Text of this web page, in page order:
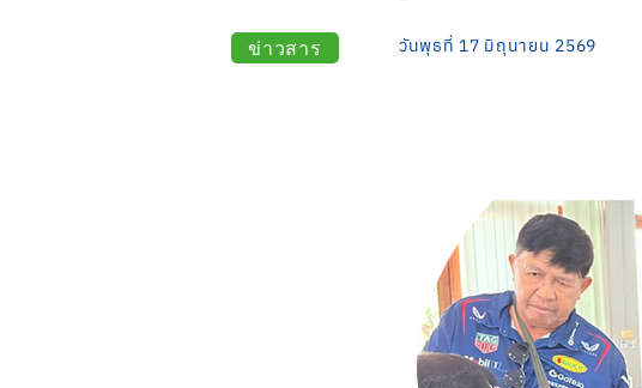
ข่าวสาร วันพุธที่ 17 มิถุนายน 2569